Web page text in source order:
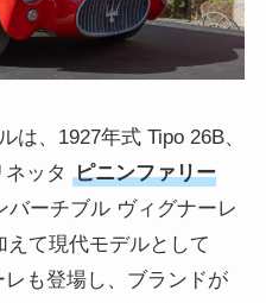
は、1927年式 Tipo 26B、
ッタ ピニンファリー
バーチブル ヴィグナーレ
て現代モデルとして
も登場し、ブランドが